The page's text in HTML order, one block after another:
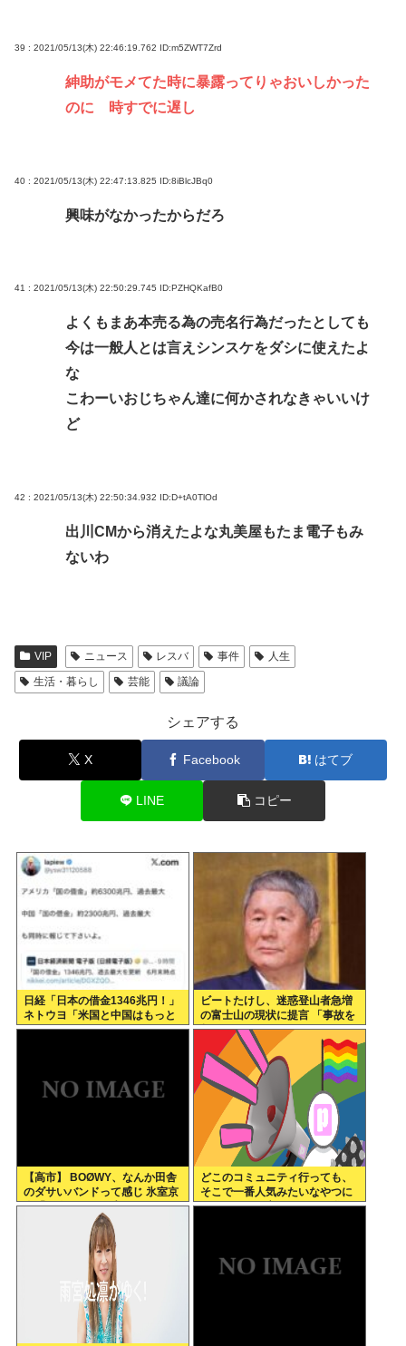
39 : 2021/05/13(木) 22:46:19.762 ID:m5ZWT7Zrd
紳助がモメてた時に暴露ってりゃおいしかった
のに 時すでに遅し
40 : 2021/05/13(木) 22:47:13.825 ID:8iBlcJBq0
興味がなかったからだろ
41 : 2021/05/13(木) 22:50:29.745 ID:PZHQKafB0
よくもまあ本売る為の売名行為だったとしても
今は一般人とは言えシンスケをダシに使えたよ
な
こわーいおじちゃん達に何かされなきゃいいけ
ど
42 : 2021/05/13(木) 22:50:34.932 ID:D+tA0TlOd
出川CMから消えたよな丸美屋もたま電子もみ
ないわ
VIP ニュース レスバ 事件
人生
生活・暮らし
芸能 議論
シェアする
X Facebook はてブ
LINE コピー
日経「日本の借金1346兆円！」
ネトウヨ「米国と中国はもっと
ヤバいだろwww」
ビートたけし、迷惑登山者急増
の富士山の現状に提言 「事故を
起こしたら、それをまかなえる
だけのお金を払ってもらわない
と」
【高市】 BOØWY、なんか田舎
のダサいバンドって感じ 氷室京
介「お肉屋さんで生まれまし
どこのコミュニティ行っても、
そこで一番人気みたいなやつに
死ぬほど悪口言っちゃって嫌わ